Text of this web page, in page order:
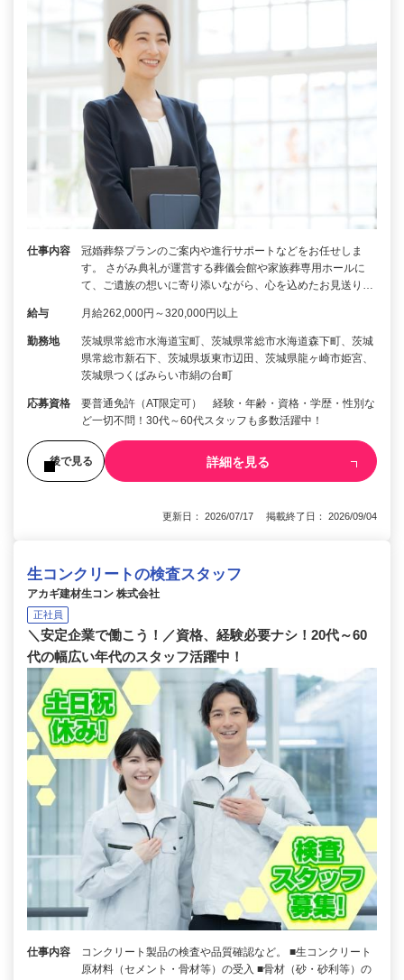
仕事内容
冠婚葬祭プランのご案内や進行サポートなどをお任せしま
す。 さがみ典礼が運営する葬儀会館や家族葬専用ホールに
て、ご遺族の想いに寄り添いながら、心を込めたお見送り…
給与 月給262,000円～320,000円以上
勤務地
茨城県常総市水海道宝町、茨城県常総市水海道森下町、茨城
県常総市新石下、茨城県坂東市辺田、茨城県龍ヶ崎市姫宮、
茨城県つくばみらい市絹の台町
応募資格
要普通免許（AT限定可） 経験・年齢・資格・学歴・性別な
ど一切不問！30代～60代スタッフも多数活躍中！
後で見る 詳細を見る
更新日： 2026/07/17 掲載終了日： 2026/09/04
生コンクリートの検査スタッフ
アカギ建材生コン 株式会社
正社員
＼安定企業で働こう！／資格、経験必要ナシ！20代～60
代の幅広い年代のスタッフ活躍中！
仕事内容
コンクリート製品の検査や品質確認など。 ■生コンクリート
原材料（セメント・骨材等）の受入 ■骨材（砂・砂利等）の